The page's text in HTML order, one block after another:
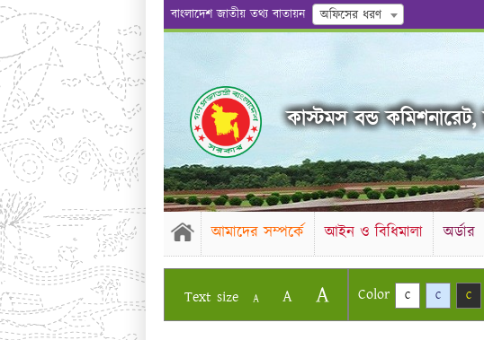
বাংলাদেশ জাতীয় তথ্য বাতায়ন অফিসের ধরণ
কাস্টমস বন্ড কমিশনারেট,
আমাদের সম্পর্কে আইন ও বিধিমালা অর্ডার
Text size A A A Color C C C